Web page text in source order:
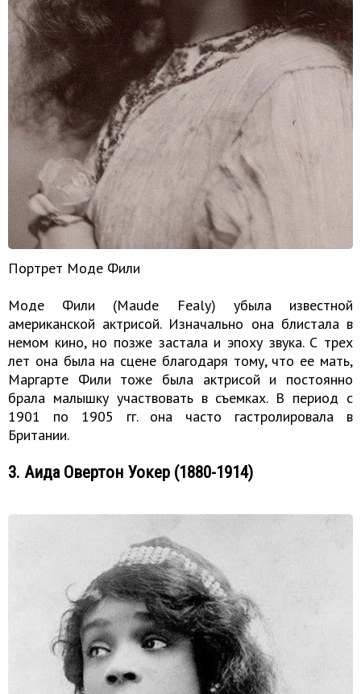
Портрет Моде Фили
Моде Фили (Maude Fealy) yбыла известной
американской актрисой. Изначально она блистала в
немом кино, но позже застала и эпоху звука. С трех
лет она была на сцене благодаря тому, что ее мать,
Маргарте Фили тоже была актрисой и постоянно
брала малышку участвовать в съемках. В период с
1901 по 1905 гг. она часто гастролировала в
Британии.
3. Аида Овертон Уокер (1880-1914)